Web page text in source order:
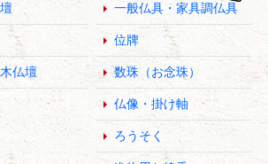
仏壇
一般仏具・家具調仏具
位牌
数珠（お念珠）
仏像・掛け軸
ろうそく